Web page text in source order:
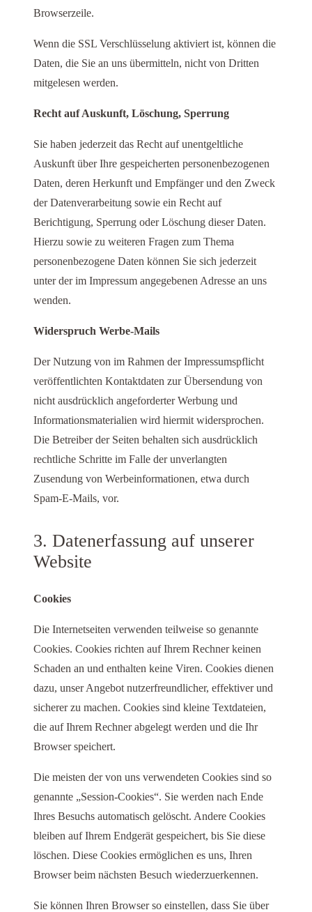
Browserzeile.
Wenn die SSL Verschlüsselung aktiviert ist, können die
Daten, die Sie an uns übermitteln, nicht von Dritten
mitgelesen werden.
Recht auf Auskunft, Löschung, Sperrung
Sie haben jederzeit das Recht auf unentgeltliche
Auskunft über Ihre gespeicherten personenbezogenen
Daten, deren Herkunft und Empfänger und den Zweck
der Datenverarbeitung sowie ein Recht auf
Berichtigung, Sperrung oder Löschung dieser Daten.
Hierzu sowie zu weiteren Fragen zum Thema
personenbezogene Daten können Sie sich jederzeit
unter der im Impressum angegebenen Adresse an uns
wenden.
Widerspruch Werbe-Mails
Der Nutzung von im Rahmen der Impressumspflicht
veröffentlichten Kontaktdaten zur Übersendung von
nicht ausdrücklich angeforderter Werbung und
Informationsmaterialien wird hiermit widersprochen.
Die Betreiber der Seiten behalten sich ausdrücklich
rechtliche Schritte im Falle der unverlangten
Zusendung von Werbeinformationen, etwa durch
Spam-E-Mails, vor.
3. Datenerfassung auf unserer
Website
Cookies
Die Internetseiten verwenden teilweise so genannte
Cookies. Cookies richten auf Ihrem Rechner keinen
Schaden an und enthalten keine Viren. Cookies dienen
dazu, unser Angebot nutzerfreundlicher, effektiver und
sicherer zu machen. Cookies sind kleine Textdateien,
die auf Ihrem Rechner abgelegt werden und die Ihr
Browser speichert.
Die meisten der von uns verwendeten Cookies sind so
genannte „Session-Cookies“. Sie werden nach Ende
Ihres Besuchs automatisch gelöscht. Andere Cookies
bleiben auf Ihrem Endgerät gespeichert, bis Sie diese
löschen. Diese Cookies ermöglichen es uns, Ihren
Browser beim nächsten Besuch wiederzuerkennen.
Sie können Ihren Browser so einstellen, dass Sie über